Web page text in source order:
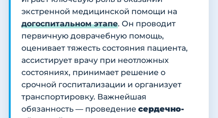
экстренной медицинской помощи на
догоспитальном этапе. Он проводит
первичную доврачебную помощь,
оценивает тяжесть состояния пациента,
ассистирует врачу при неотложных
состояниях, принимает решение о
срочной госпитализации и организует
транспортировку. Важнейшая
обязанность — проведение сердечно-